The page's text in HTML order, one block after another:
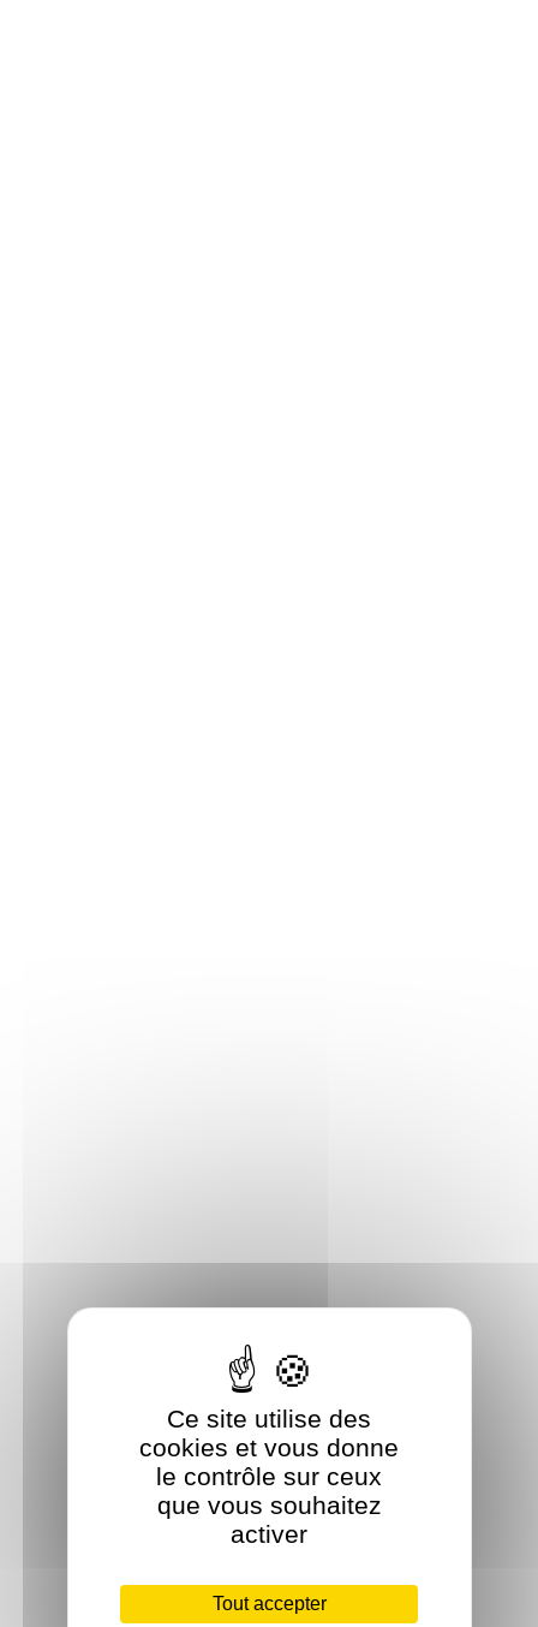
Ce site utilise des
cookies et vous donne
le contrôle sur ceux
que vous souhaitez
activer
Tout accepter